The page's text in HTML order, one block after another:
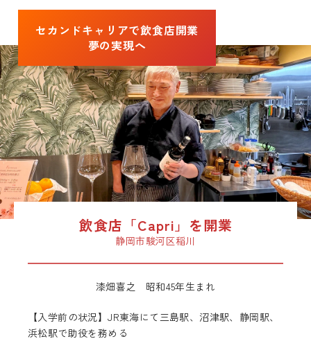
セカンドキャリアで飲食店開業
夢の実現へ
飲食店「Capri」を開業
漆畑喜之 昭和45年生まれ
【入学前の状況】JR東海にて三島駅、沼津駅、静岡駅、
浜松駅で助役を務める